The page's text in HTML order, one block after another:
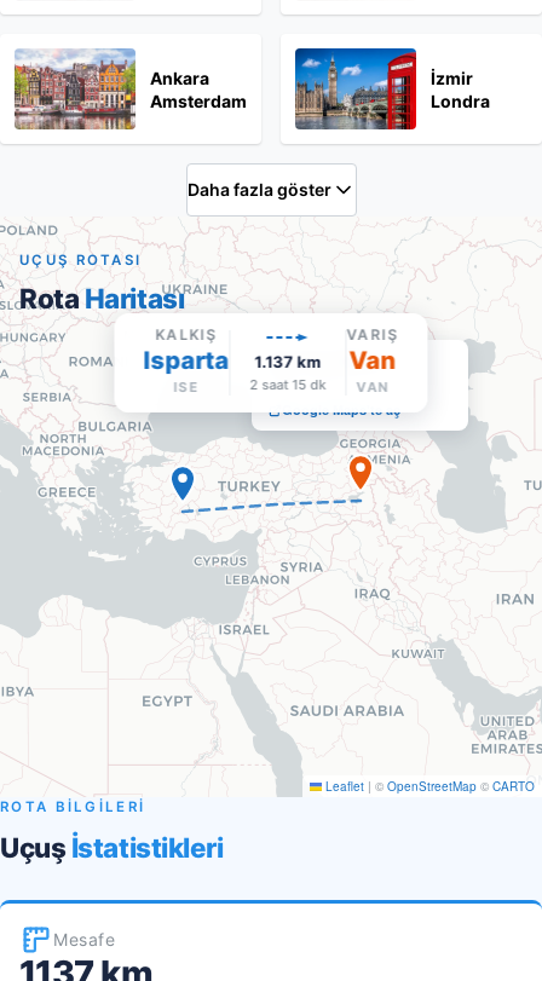
Ankara
Amsterdam
İzmir
Londra
Daha fazla göster
Van Ferit Melen
VAN·Varış
Google Maps'te aç
Leaflet | © OpenStreetMap © CARTO
UÇUŞ ROTASI
Rota Haritası
KALKIŞ
Isparta
ISE
1.137km
2 saat 15 dk
VARIŞ
Van
VAN
ROTA BİLGİLERİ
Uçuş İstatistikleri
Mesafe